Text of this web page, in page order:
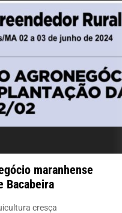
maranhense
Bacabeira
cresça